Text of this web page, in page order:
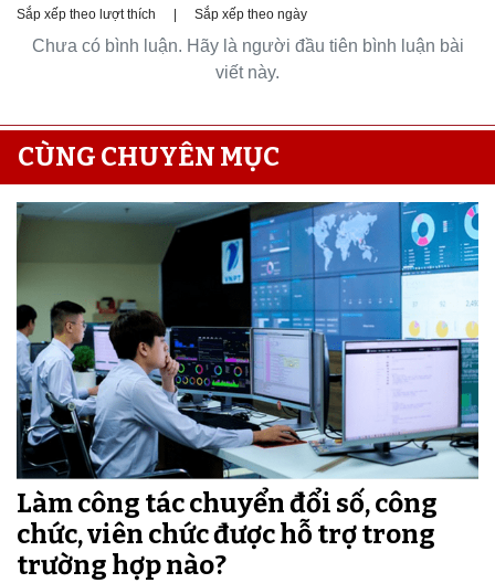
Sắp xếp theo lượt thích | Sắp xếp theo ngày
Chưa có bình luận. Hãy là người đầu tiên bình luận bài
viết này.
CÙNG CHUYÊN MỤC
Làm công tác chuyển đổi số, công
chức, viên chức được hỗ trợ trong
trường hợp nào?